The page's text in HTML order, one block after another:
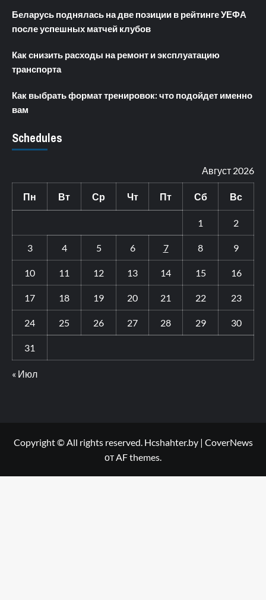
Беларусь поднялась на две позиции в рейтинге УЕФА
после успешных матчей клубов
Как снизить расходы на ремонт и эксплуатацию
транспорта
Как выбрать формат тренировок: что подойдет именно
вам
Schedules
Август 2026
Пн Вт Ср Чт Пт Сб Вс
1 2
3 4 5 6 7 8 9
10 11 12 13 14 15 16
17 18 19 20 21 22 23
24 25 26 27 28 29 30
31
« Июл
Copyright © All rights reserved. Hcshahter.by | CoverNews
от AF themes.